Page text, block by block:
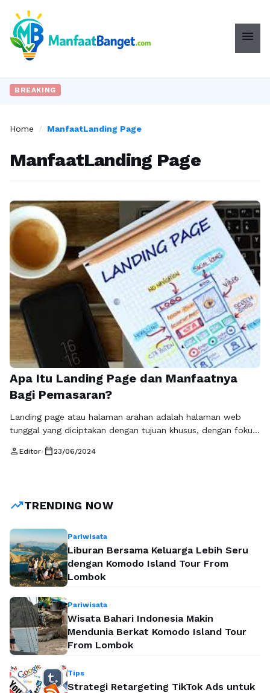
menu
BREAKING
Home / ManfaatLanding Page
ManfaatLanding Page
Apa Itu Landing Page dan Manfaatnya
Bagi Pemasaran?
Landing page atau halaman arahan adalah halaman web
tunggal yang diciptakan dengan tujuan khusus, dengan fokus
membuat pengunjung melakukan tindakan tertentu, seperti
mengarahkan pengunjung ke …
person Editor• calendar_today 23/06/2024
trending_upTRENDING NOW
Pariwisata
Liburan Bersama Keluarga Lebih Seru
dengan Komodo Island Tour From
Lombok
Pariwisata
Wisata Bahari Indonesia Makin
Mendunia Berkat Komodo Island Tour
From Lombok
Tips
Strategi Retargeting TikTok Ads untuk